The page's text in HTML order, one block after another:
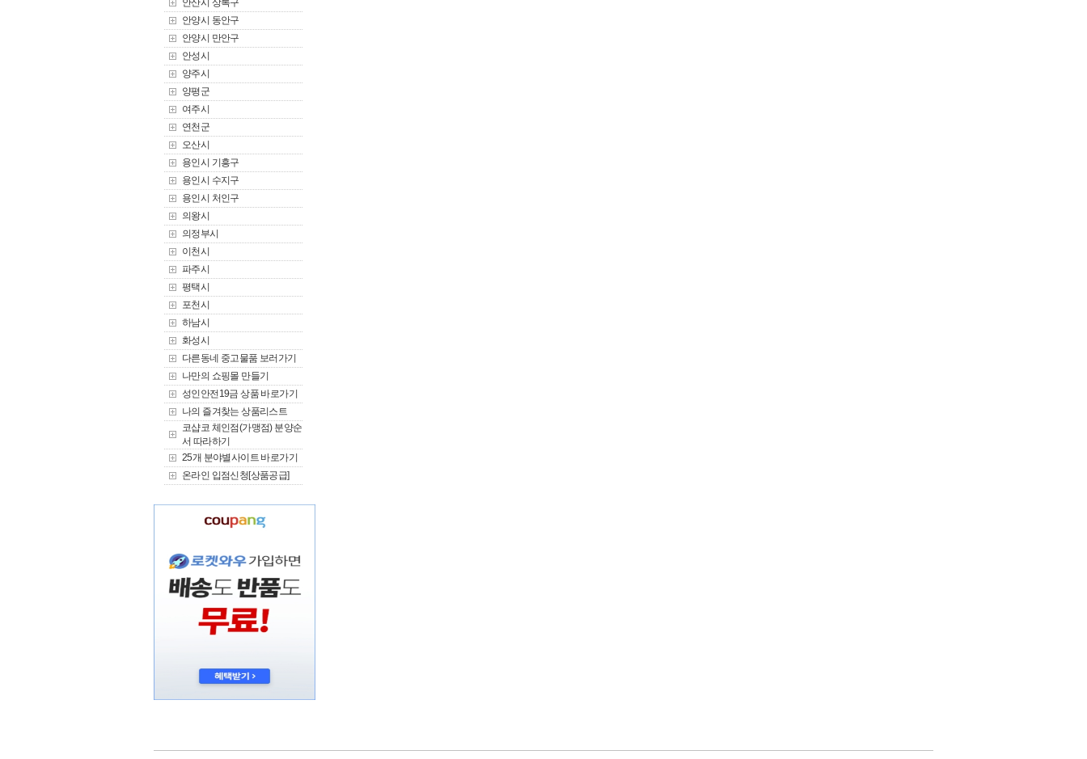
안산시 상록구
안양시 동안구
안양시 만안구
안성시
양주시
양평군
여주시
연천군
오산시
용인시 기흥구
용인시 수지구
용인시 처인구
의왕시
의정부시
이천시
파주시
평택시
포천시
하남시
화성시
다른동네 중고물품 보러가기
나만의 쇼핑몰 만들기
성인안전19금 상품 바로가기
나의 즐겨찾는 상품리스트
코샵코 체인점(가맹점) 분양순
서 따라하기
25개 분야별사이트 바로가기
온라인 입점신청[상품공급]